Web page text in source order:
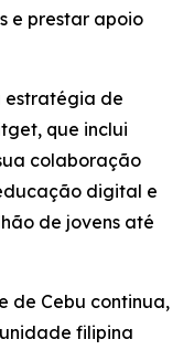
e prestar apoio
estratégia de
que inclui
colaboração
digital e
de jovens até
de Cebu continua,
filipina